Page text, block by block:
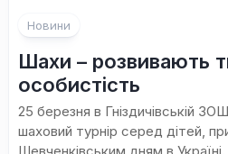
Новини
Шахи – розвивають
особистість
25 березня в Гніздичівській ЗОШ
шаховий турнір серед дітей,